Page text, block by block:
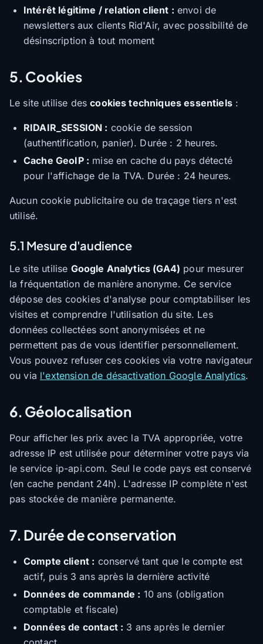
Intérêt légitime / relation client : envoi de
newsletters aux clients Rid'Air, avec possibilité de
désinscription à tout moment
5. Cookies
Le site utilise descookies techniques essentiels:
RIDAIR_SESSION : cookie de session
(authentification, panier). Durée : 2 heures.
Cache GeoIP : mise en cache du pays détecté
pour l'affichage de la TVA. Durée : 24 heures.
Aucun cookie publicitaire ou de traçage tiers n'est
utilisé.
5.1 Mesure d'audience
Le site utilise Google Analytics (GA4) pour mesurer
la fréquentation de manière anonyme. Ce service
dépose des cookies d'analyse pour comptabiliser les
visites et comprendre l'utilisation du site. Les
données collectées sont anonymisées et ne
permettent pas de vous identifier personnellement.
Vous pouvez refuser ces cookies via votre navigateur
ou via l'extension de désactivation Google Analytics.
6. Géolocalisation
Pour afficher les prix avec la TVA appropriée, votre
adresse IP est utilisée pour déterminer votre pays via
le service ip-api.com. Seul le code pays est conservé
(en cache pendant 24h). L'adresse IP complète n'est
pas stockée de manière permanente.
7. Durée de conservation
Compte client : conservé tant que le compte est
actif, puis 3 ans après la dernière activité
Données de commande : 10 ans (obligation
comptable et fiscale)
Données de contact : 3 ans après le dernier